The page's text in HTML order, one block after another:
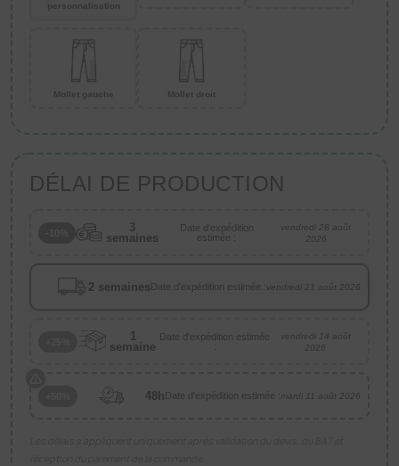
personnalisation
Mollet gauche Mollet droit
DÉLAI DE PRODUCTION
3
semaines
Date d'expédition
estimée :
vendredi 28 août
2026
2 semaines Date d'expédition estimée :vendredi 21 août 2026
1
semaine
Date d'expédition estimée
:
vendredi 14 août
2026
48h Date d'expédition estimée :mardi 11 août 2026